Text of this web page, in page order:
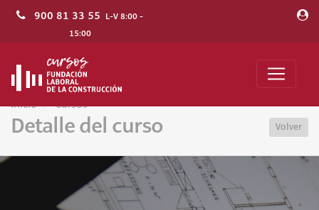
900 81 33 55 L-V 8:00 -
15:00
Inicio Cursos
Detalle del curso Volver